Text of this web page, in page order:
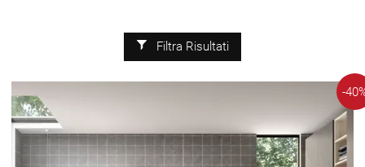
Filtra Risultati
-